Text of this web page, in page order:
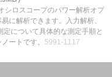
シロスコープのパワー解析オプ
に解析できます。入力解析、
について具体的な測定手順と
ートです。 5991-1117